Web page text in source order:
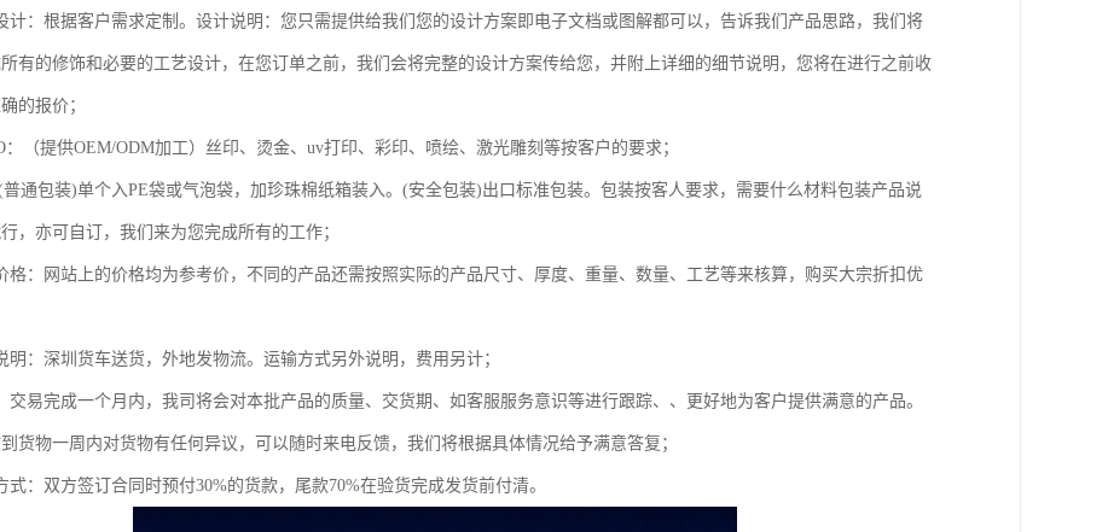
计：根据客户需求定制。设计说明：您只需提供给我们您的设计方案即电子文档或图解都可以，告诉我们产品思路，我们将
有的修饰和必要的工艺设计，在您订单之前，我们会将完整的设计方案传给您，并附上详细的细节说明，您将在进行之前收
的报价；
：（提供OEM/ODM加工）丝印、烫金、uv打印、彩印、喷绘、激光雕刻等按客户的要求；
通包装)单个入PE袋或气泡袋，加珍珠棉纸箱装入。(安全包装)出口标准包装。包装按客人要求，需要什么材料包装产品说
，亦可自订，我们来为您完成所有的工作；
格：网站上的价格均为参考价，不同的产品还需按照实际的产品尺寸、厚度、重量、数量、工艺等来核算，购买大宗折扣优
明：深圳货车送货，外地发物流。运输方式另外说明，费用另计；
交易完成一个月内，我司将会对本批产品的质量、交货期、如客服服务意识等进行跟踪、、更好地为客户提供满意的产品。
货物一周内对货物有任何异议，可以随时来电反馈，我们将根据具体情况给予满意答复；
式：双方签订合同时预付30%的货款，尾款70%在验货完成发货前付清。